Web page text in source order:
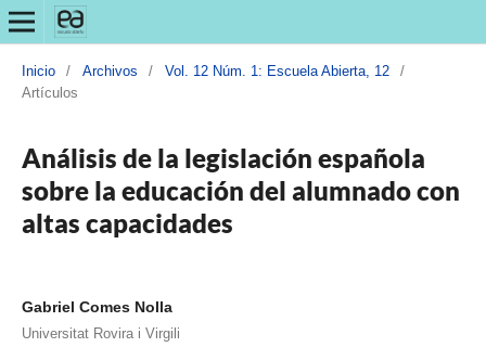
Inicio / Archivos / Vol. 12 Núm. 1: Escuela Abierta, 12
/
Artículos
Análisis de la legislación española
sobre la educación del alumnado con
altas capacidades
Gabriel Comes Nolla
Universitat Rovira i Virgili